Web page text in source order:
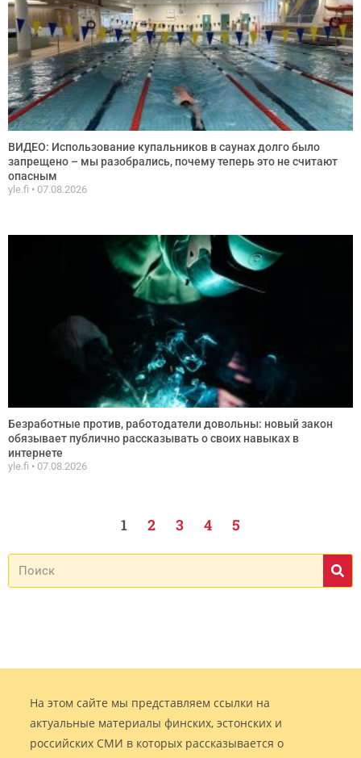
ВИДЕО: Использование купальников в саунах долго было
запрещено – мы разобрались, почему теперь это не считают
опасным
yle.fi 07.08.2026
Безработные против, работодатели довольны: новый закон
обязывает публично рассказывать о своих навыках в
интернете
yle.fi 07.08.2026
1 2 3 4 5
На этом сайте мы представляем ссылки на
актуальные материалы финских, эстонских и
российских СМИ в которых рассказывается о